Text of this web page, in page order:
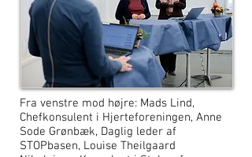
Fra venstre mod højre: Mads Lind,
Chefkonsulent i Hjerteforeningen, Anne
Sode Grønbæk, Daglig leder af
STOPbasen, Louise Theilgaard